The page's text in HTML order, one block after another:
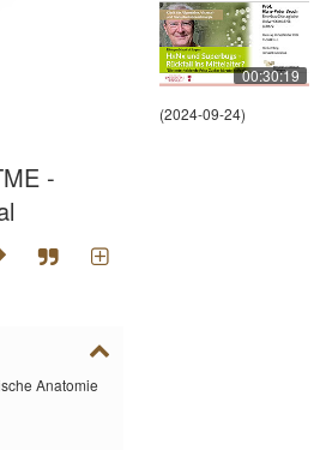
-
Anatomie
00:30:19
(2024-09-24)